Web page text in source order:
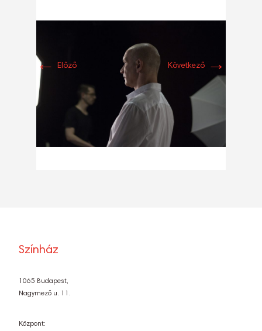
← Előző Következő →
Színház
1065 Budapest,
Nagymező u. 11.
Központ: